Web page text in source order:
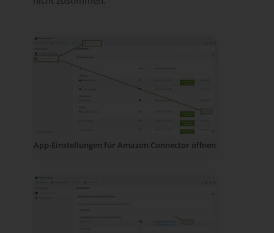
App-Einstellungen für Amazon Connector öffnen